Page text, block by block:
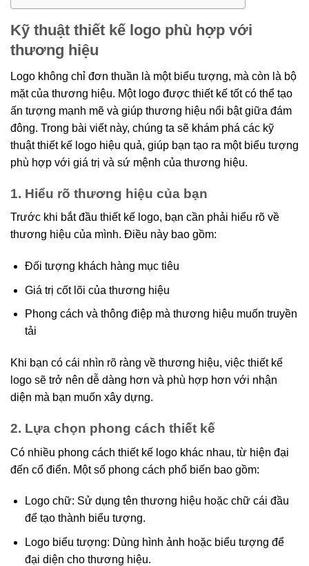
Kỹ thuật thiết kế logo phù hợp với
thương hiệu
Logo không chỉ đơn thuần là một biểu tượng, mà còn là bộ
mặt của thương hiệu. Một logo được thiết kế tốt có thể tạo
ấn tượng mạnh mẽ và giúp thương hiệu nổi bật giữa đám
đông. Trong bài viết này, chúng ta sẽ khám phá các kỹ
thuật thiết kế logo hiệu quả, giúp bạn tạo ra một biểu tượng
phù hợp với giá trị và sứ mệnh của thương hiệu.
1. Hiểu rõ thương hiệu của bạn
Trước khi bắt đầu thiết kế logo, bạn cần phải hiểu rõ về
thương hiệu của mình. Điều này bao gồm:
Đối tượng khách hàng mục tiêu
Giá trị cốt lõi của thương hiệu
Phong cách và thông điệp mà thương hiệu muốn truyền
tải
Khi bạn có cái nhìn rõ ràng về thương hiệu, việc thiết kế
logo sẽ trở nên dễ dàng hơn và phù hợp hơn với nhận
diện mà bạn muốn xây dựng.
2. Lựa chọn phong cách thiết kế
Có nhiều phong cách thiết kế logo khác nhau, từ hiện đại
đến cổ điển. Một số phong cách phổ biến bao gồm:
Logo chữ: Sử dụng tên thương hiệu hoặc chữ cái đầu
để tạo thành biểu tượng.
Logo biểu tượng: Dùng hình ảnh hoặc biểu tượng để
đại diện cho thương hiệu.